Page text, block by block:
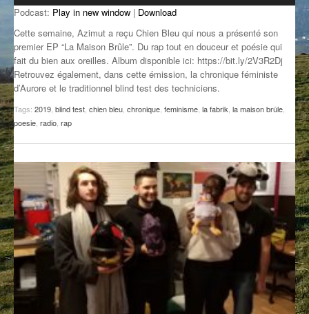
GROOVE N SUN
IL ÉTAIT UNE FOIS
L’ASTUCE DE LA PORTE EN BOIS
LA MINUTE LITTÉRAIRE
MUSIQUE DES ANTIPODES
NOS ANCIENS
SONORIK
THEME FORCE
ZIRCONIUM
PLUS DE MIX
Podcast: Play in new window | Download
Cette semaine, Azimut a reçu Chien Bleu qui nous a présenté son
premier EP “La Maison Brûle”. Du rap tout en douceur et poésie qui
fait du bien aux oreilles. Album disponible ici: https://bit.ly/2V3R2Dj
Retrouvez également, dans cette émission, la chronique féministe
d’Aurore et le traditionnel blind test des techniciens.
Tags: 2019 blind test chien bleu chronique feminisme la fabrik la maison brûle
poesie radio rap